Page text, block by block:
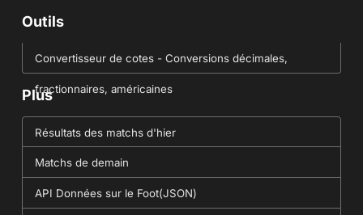
Outils
Convertisseur de cotes - Conversions décimales,
fractionnaires, américaines
Plus
Résultats des matchs d'hier
Matchs de demain
API Données sur le Foot(JSON)